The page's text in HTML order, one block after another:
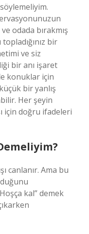
odada bırakmış
bir
ve siz
bir anı işaret
konuklar için
bir yanlış
Her şeyin
için doğru ifadeleri
canlanır. Ama bu
kal” demek